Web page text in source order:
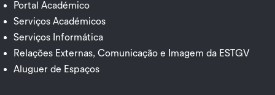
Portal Académico
Serviços Académicos
Serviços Informática
Relações Externas, Comunicação e Imagem da ESTGV
Aluguer de Espaços